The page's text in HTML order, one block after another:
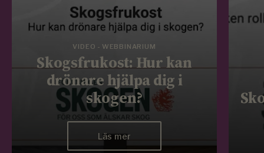
VIDEO - WEBBINARIUM
Skogsfrukost: Hur kan
drönare hjälpa dig i
skogen?
Läs mer